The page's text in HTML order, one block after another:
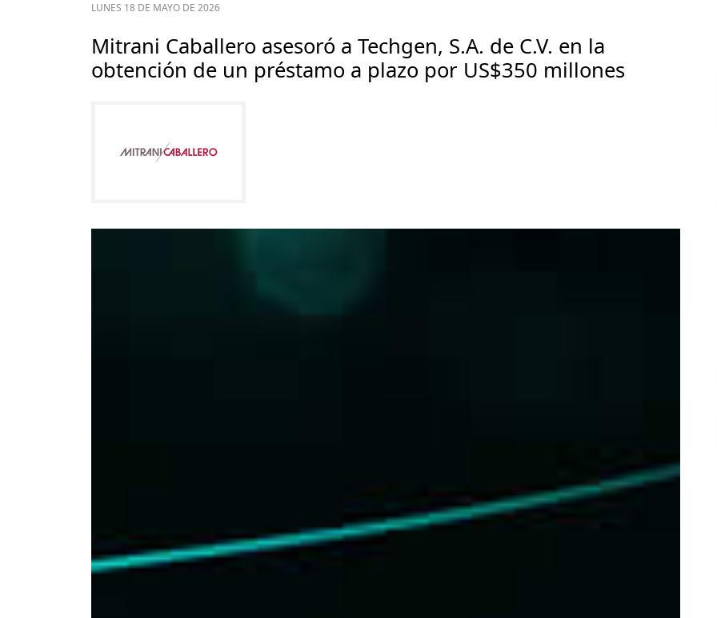
LUNES 18 DE MAYO DE 2026
Mitrani Caballero asesoró a Techgen, S.A. de C.V. en la
obtención de un préstamo a plazo por US$350 millones